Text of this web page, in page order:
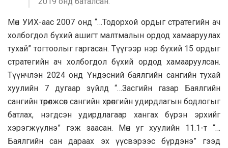
Мөн УИХ-аас 2007 онд “…Тодорхой ордыг стратегийн ач
холбогдол бүхий ашигт малтмалын ордод хамааруулах
тухай” тогтоолыг гаргасан. Түүгээр нэр бүхий 15 ордыг
стратегийн ач холбогдол бүхий ордод хамааруулсан.
Түүнчлэн 2024 онд Үндэсний баялгийн сангийн тухай
хуулийн 7 дугаар зүйлд “…Засгийн газар Баялгийн
сангийн төрөлжсөн сангийн хөрөнгийн удирдлагын бодлогыг
батлах, нэгдсэн удирдлагаар хангах бүрэн эрхийг
хэрэгжүүлнэ” гэж заасан. Мөн уг хуулийн 11.1-т “…
Баялгийн сан дараах эх үүсвэрээс бүрдэнэ” гээд